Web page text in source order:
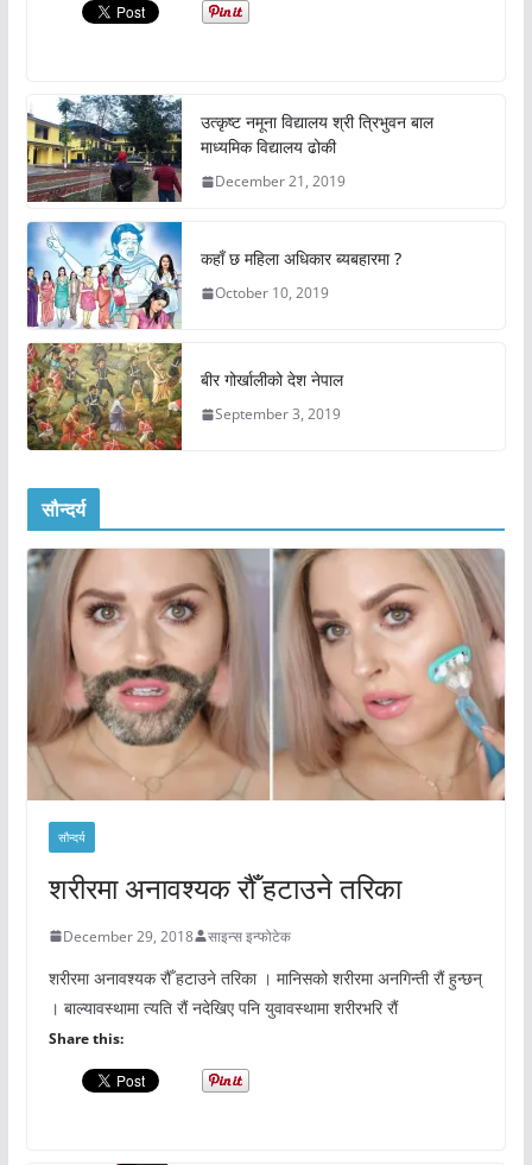
उत्कृष्ट नमूना विद्यालय श्री त्रिभुवन बाल
माध्यमिक विद्यालय ढोकी
December 21, 2019
कहाँ छ महिला अधिकार ब्यबहारमा ?
October 10, 2019
बीर गोर्खालीको देश नेपाल
September 3, 2019
सौन्दर्य
सौन्दर्य
शरीरमा अनावश्यक रौँ हटाउने तरिका
December 29, 2018 साइन्स इन्फोटेक
शरीरमा अनावश्यक रौँ हटाउने तरिका । मानिसको शरीरमा अनगिन्ती रौं हुन्छन्
। बाल्यावस्थामा त्यति रौं नदेखिए पनि युवावस्थामा शरीरभरि रौं
Share this: